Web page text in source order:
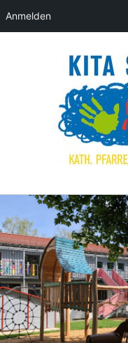
Anmelden